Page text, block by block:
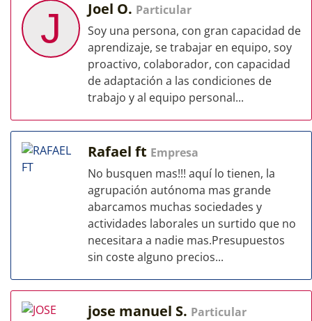
J Joel O. Particular
Soy una persona, con gran capacidad de
aprendizaje, se trabajar en equipo, soy
proactivo, colaborador, con capacidad
de adaptación a las condiciones de
trabajo y al equipo personal...
Rafael ft Empresa
No busquen mas!!! aquí lo tienen, la
agrupación autónoma mas grande
abarcamos muchas sociedades y
actividades laborales un surtido que no
necesitara a nadie mas.Presupuestos
sin coste alguno precios...
jose manuel S. Particular